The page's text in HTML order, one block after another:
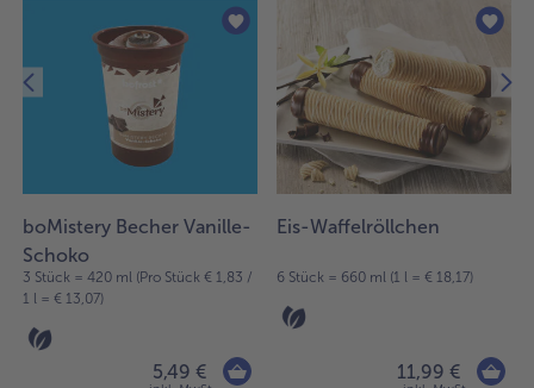
45
Artikel
boMistery Becher Vanille-
Schoko
3 Stück = 420 ml (Pro Stück € 1,83 /
1 l = € 13,07)
5,49 €
Eis-Waffelröllchen
6 Stück = 660 ml (1 l = € 18,17)
11,99 €